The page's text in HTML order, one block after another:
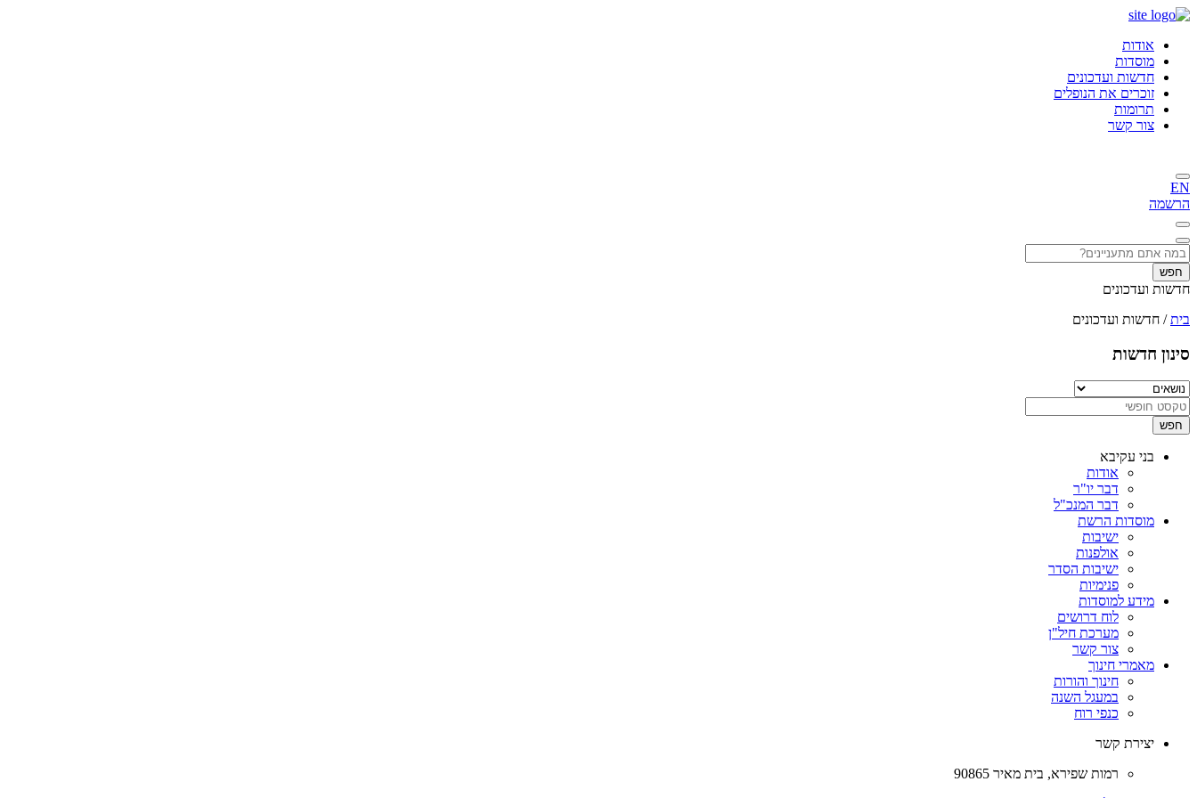
אודות
מוסדות
חדשות ועדכונים
זוכרים את הנופלים
תרומות
צור קשר
EN
הרשמה
חפש
חדשות ועדכונים
בית/ חדשות ועדכונים
סינון חדשות
חפש
בני עקיבא
אודות
דבר יו"ר
דבר המנכ"ל
מוסדות הרשת
ישיבות
אולפנות
ישיבות הסדר
פנימיות
מידע למוסדות
לוח דרושים
מערכת חיל"ן
צור קשר
מאמרי חינוך
חינוך והורות
במעגל השנה
כנפי רוח
יצירת קשר
רמות שפירא, בית מאיר 90865